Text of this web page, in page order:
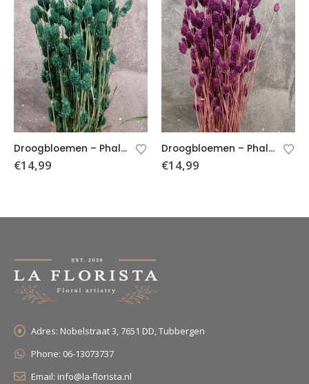
Droogbloemen – Phalaris Moss Green
€14,99
Droogbloemen – Phalaris – Paars
€14,99
Adres: Nobelstraat 3, 7651 DD, Tubbergen
Phone: 06-13073737
Email: info@la-florista.nl